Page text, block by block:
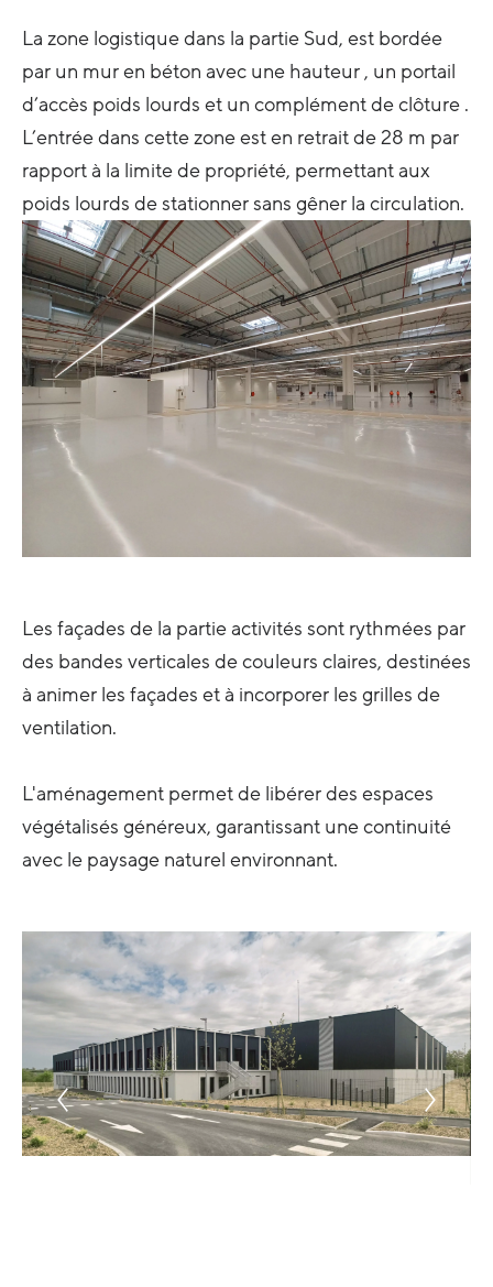
La zone logistique dans la partie Sud, est bordée
par un mur en béton avec une hauteur , un portail
d’accès poids lourds et un complément de clôture .
L’entrée dans cette zone est en retrait de 28 m par
rapport à la limite de propriété, permettant aux
poids lourds de stationner sans gêner la circulation.
Les façades de la partie activités sont rythmées par
des bandes verticales de couleurs claires, destinées
à animer les façades et à incorporer les grilles de
ventilation.
L'aménagement permet de libérer des espaces
végétalisés généreux, garantissant une continuité
avec le paysage naturel environnant.